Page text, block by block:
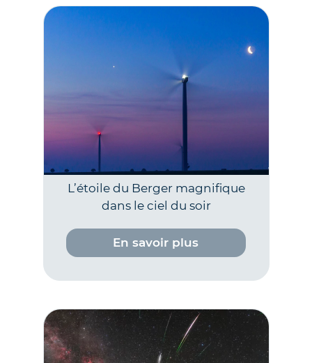
L’étoile du Berger magnifique
dans le ciel du soir
En savoir plus